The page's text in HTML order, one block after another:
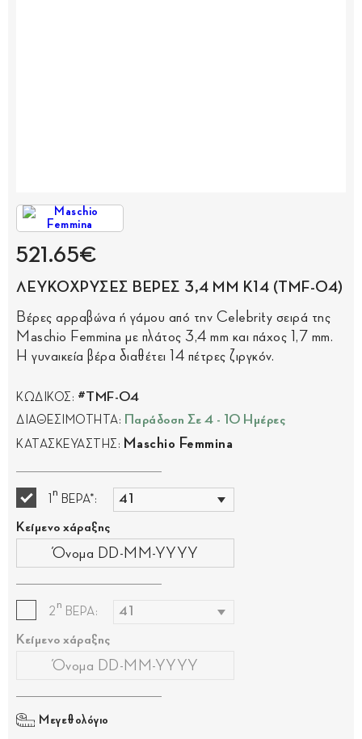
521.65€
ΛΕΥΚΟΧΡΥΣΕΣ ΒΕΡΕΣ 3,4 MM Κ14 (TMF-04)
Βέρες αρραβώνα ή γάμου από την Celebrity σειρά της
Maschio Femmina με πλάτος 3,4 mm και πάχος 1,7 mm.
Η γυναικεία βέρα διαθέτει 14 πέτρες ζιργκόν.
ΚΩΔΙΚΟΣ: #TMF-04
ΔΙΑΘΕΣΙΜΟΤΗΤΑ: Παράδοση Σε 4 - 10 Ημέρες
ΚΑΤΑΣΚΕΥΑΣΤΗΣ: Maschio Femmina
η
ΒΕΡΑ*:
Κείμενο χάραξης
2
η
ΒΕΡΑ:
Κείμενο χάραξης
Μεγεθολόγιο